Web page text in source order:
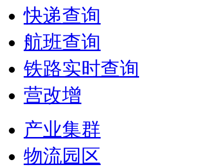
快递查询
航班查询
铁路实时查询
营改增
产业集群
物流园区